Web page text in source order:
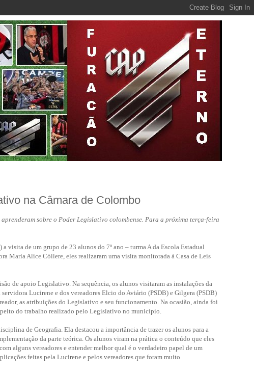
na Câmara de Colombo
sobre o Poder Legislativo colombense. Para a próxima terça-feira
visita de um grupo de 23 alunos do 7º ano – turma A da Escola Estadual
Maria Alice Cóllere, eles realizaram uma visita monitorada à Casa de Leis
de apoio Legislativo. Na sequência, os alunos visitaram as instalações da
Lucirene e dos vereadores Elcio do Aviário (PSDB) e Gilgera (PSDB)
as atribuições do Legislativo e seu funcionamento. Na ocasião, ainda foi
do trabalho realizado pelo Legislativo no município.
de Geografia. Ela destacou a importância de trazer os alunos para a
da parte teórica. Os alunos viram na prática o conteúdo que eles
alguns vereadores e entender melhor qual é o verdadeiro papel de um
feitas pela Lucirene e pelos vereadores que foram muito